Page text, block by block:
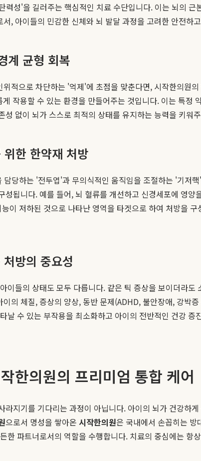
력성'을 길러주는 핵심적인 치료 수단입니다. 이는 뇌의 근
서, 아이들의 민감한 신체와 뇌 발달 과정을 고려한 안전하
계 균형 회복
적으로 차단하는 '억제'에 초점을 맞춘다면, 시작한의
작용할 수 있는 환경을 만들어주는 것입니다. 이는 특
성 없이 뇌가 스스로 최적의 상태를 유지하는 능력을 키
한 한약재 처방
당하는 '전두엽'과 무의식적인 움직임을 조절하는 '기저
성됩니다. 예를 들어, 뇌 혈류를 개선하고 신경세포에 영
이 저하된 것으로 나타난 영역을 타겟으로 하여 처방을
방의 중요성
이들의 상태도 모두 다릅니다. 같은 틱 증상을 보이더라
의 체질, 증상의 양상, 동반 문제(ADHD, 불안장애, 강
날 수 있는 부작용을 최소화하고 아이의 전반적인 건강
한의원의 프리미엄 통합 케어
라지기를 기다리는 과정이 아닙니다. 아이의 뇌가 건강
으로서 명성을 쌓아온 시작한의원은 국내에서 손꼽히는
한 파트너로서의 역할을 수행합니다. 치료의 중심에는 항